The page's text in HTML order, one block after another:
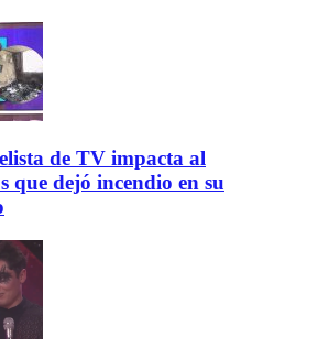
de TV impacta al
que dejó incendio en su